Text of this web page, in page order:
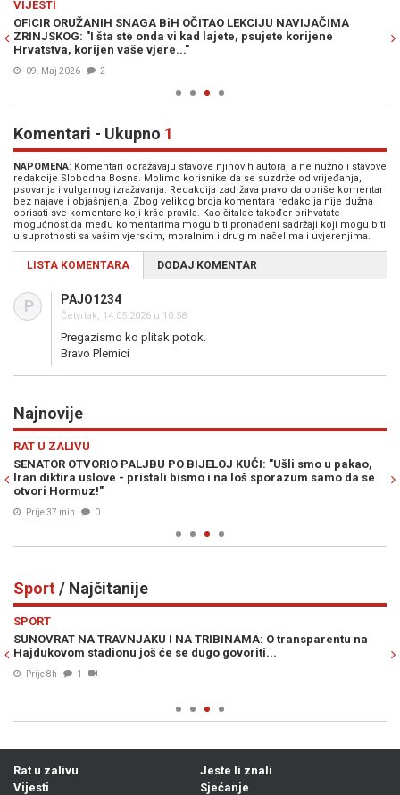
VIJESTI
OFICIR ORUŽANIH SNAGA BiH OČITAO LEKCIJU NAVIJAČIMA
ZRINJSKOG: "I šta ste onda vi kad lajete, psujete korijene
Hrvatstva, korijen vaše vjere..."
09. Maj 2026 2
Komentari - Ukupno 1
NAPOMENA: Komentari odražavaju stavove njihovih autora, a ne nužno i stavove
redakcije Slobodna Bosna. Molimo korisnike da se suzdrže od vrijeđanja,
psovanja i vulgarnog izražavanja. Redakcija zadržava pravo da obriše komentar
bez najave i objašnjenja. Zbog velikog broja komentara redakcija nije dužna
obrisati sve komentare koji krše pravila. Kao čitalac također prihvatate
mogućnost da među komentarima mogu biti pronađeni sadržaji koji mogu biti
u suprotnosti sa vašim vjerskim, moralnim i drugim načelima i uvjerenjima.
LISTA KOMENTARA DODAJ KOMENTAR
P PAJO1234
Četvrtak, 14.05.2026 u 10:58
Pregazismo ko plitak potok.
Bravo Plemici
Najnovije
RAT U ZALIVU
SENATOR OTVORIO PALJBU PO BIJELOJ KUĆI: "Ušli smo u pakao,
Iran diktira uslove - pristali bismo i na loš sporazum samo da se
otvori Hormuz!"
Prije 37 min 0
Sport/ Najčitanije
SPORT
SUNOVRAT NA TRAVNJAKU I NA TRIBINAMA: O transparentu na
Hajdukovom stadionu još će se dugo govoriti...
Prije 8h 1
Rat u zalivu
Vijesti
Jeste li znali
Sjećanje